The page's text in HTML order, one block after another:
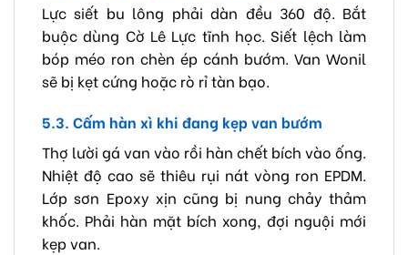
Lực siết bu lông phải dàn đều 360 độ. Bắt
buộc dùng Cờ Lê Lực tĩnh học. Siết lệch làm
bóp méo ron chèn ép cánh bướm. Van Wonil
sẽ bị kẹt cứng hoặc rò rỉ tàn bạo.
5.3. Cấm hàn xì khi đang kẹp van bướm
Thợ lười gá van vào rồi hàn chết bích vào ống.
Nhiệt độ cao sẽ thiêu rụi nát vòng ron EPDM.
Lớp sơn Epoxy xịn cũng bị nung chảy thảm
khốc. Phải hàn mặt bích xong, đợi nguội mới
kẹp van.